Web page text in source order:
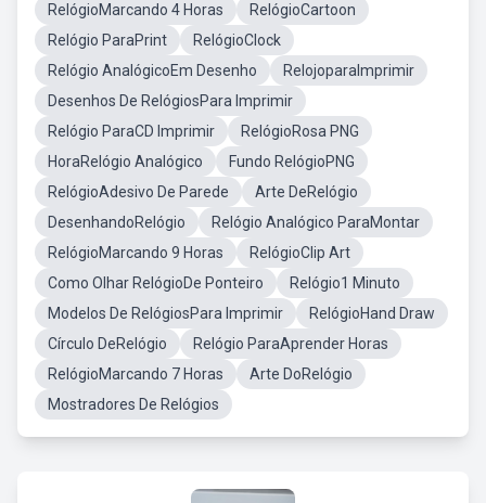
RelógioMarcando 4 Horas
RelógioCartoon
Relógio ParaPrint
RelógioClock
Relógio AnalógicoEm Desenho
RelojoparaImprimir
Desenhos De RelógiosPara Imprimir
Relógio ParaCD Imprimir
RelógioRosa PNG
HoraRelógio Analógico
Fundo RelógioPNG
RelógioAdesivo De Parede
Arte DeRelógio
DesenhandoRelógio
Relógio Analógico ParaMontar
RelógioMarcando 9 Horas
RelógioClip Art
Como Olhar RelógioDe Ponteiro
Relógio1 Minuto
Modelos De RelógiosPara Imprimir
RelógioHand Draw
Círculo DeRelógio
Relógio ParaAprender Horas
RelógioMarcando 7 Horas
Arte DoRelógio
Mostradores De Relógios